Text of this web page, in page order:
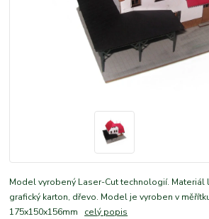
Model vyrobený Laser-Cut technologií. Materiál
grafický karton, dřevo. Model je vyroben v
175x150x156mm celý popis